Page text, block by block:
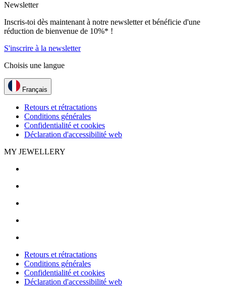
Newsletter
Inscris-toi dès maintenant à notre newsletter et bénéficie d'une
réduction de bienvenue de 10%* !
S'inscrire à la newsletter
Choisis une langue
Français
Retours et rétractations
Conditions générales
Confidentialité et cookies
Déclaration d'accessibilité web
MY JEWELLERY
Retours et rétractations
Conditions générales
Confidentialité et cookies
Déclaration d'accessibilité web